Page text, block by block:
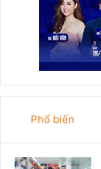
Phổ biến